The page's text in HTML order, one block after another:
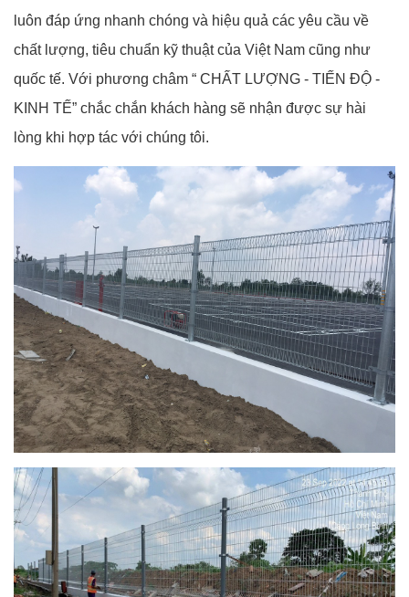
luôn đáp ứng nhanh chóng và hiệu quả các yêu cầu về
chất lượng, tiêu chuẩn kỹ thuật của Việt Nam cũng như
quốc tế. Với phương châm “ CHẤT LƯỢNG - TIẾN ĐỘ -
KINH TẾ” chắc chắn khách hàng sẽ nhận được sự hài
lòng khi hợp tác với chúng tôi.